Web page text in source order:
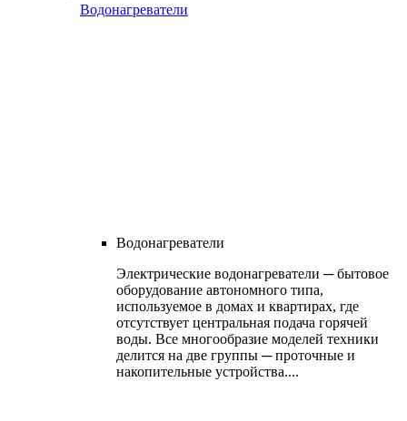
Водонагреватели
Водонагреватели
Электрические водонагреватели ─ бытовое
оборудование автономного типа,
используемое в домах и квартирах, где
отсутствует центральная подача горячей
воды. Все многообразие моделей техники
делится на две группы ─ проточные и
накопительные устройства....